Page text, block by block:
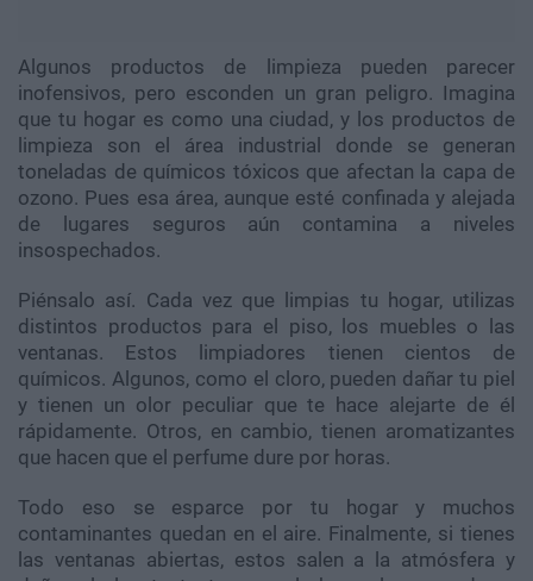
Algunos productos de limpieza pueden parecer
inofensivos, pero esconden un gran peligro. Imagina
que tu hogar es como una ciudad, y los productos de
limpieza son el área industrial donde se generan
toneladas de químicos tóxicos que afectan la capa de
ozono. Pues esa área, aunque esté confinada y alejada
de lugares seguros aún contamina a niveles
insospechados.
Piénsalo así. Cada vez que limpias tu hogar, utilizas
distintos productos para el piso, los muebles o las
ventanas. Estos limpiadores tienen cientos de
químicos. Algunos, como el cloro, pueden dañar tu piel
y tienen un olor peculiar que te hace alejarte de él
rápidamente. Otros, en cambio, tienen aromatizantes
que hacen que el perfume dure por horas.
Todo eso se esparce por tu hogar y muchos
contaminantes quedan en el aire. Finalmente, si tienes
las ventanas abiertas, estos salen a la atmósfera y